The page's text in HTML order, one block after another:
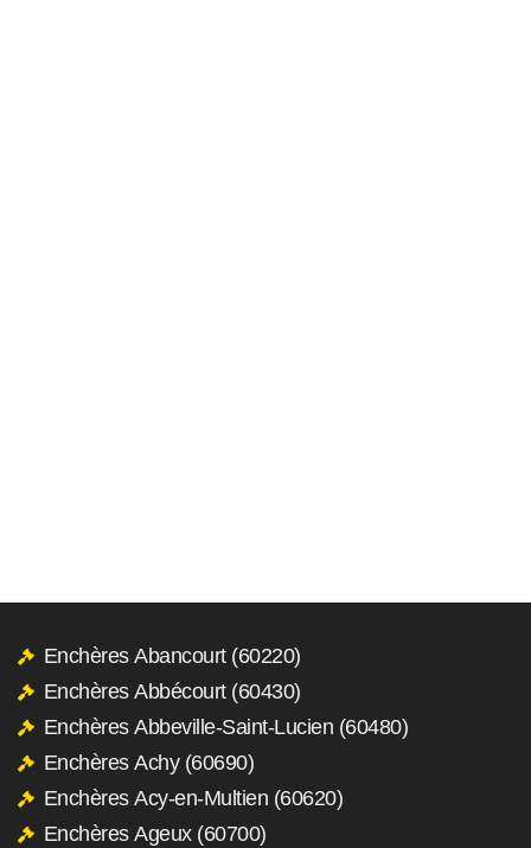
Enchères Abancourt (60220)
Enchères Abbécourt (60430)
Enchères Abbeville-Saint-Lucien (60480)
Enchères Achy (60690)
Enchères Acy-en-Multien (60620)
Enchères Ageux (60700)